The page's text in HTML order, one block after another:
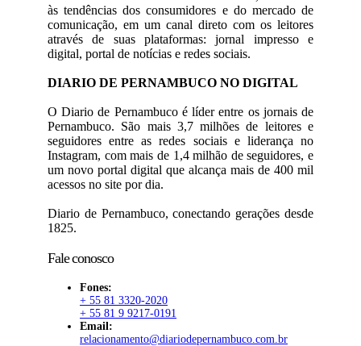
às tendências dos consumidores e do mercado de
comunicação, em um canal direto com os leitores
através de suas plataformas: jornal impresso e
digital, portal de notícias e redes sociais.
DIARIO DE PERNAMBUCO NO DIGITAL
O Diario de Pernambuco é líder entre os jornais de
Pernambuco. São mais 3,7 milhões de leitores e
seguidores entre as redes sociais e liderança no
Instagram, com mais de 1,4 milhão de seguidores, e
um novo portal digital que alcança mais de 400 mil
acessos no site por dia.
Diario de Pernambuco, conectando gerações desde
1825.
Fale conosco
Fones:
+ 55 81 3320-2020
+ 55 81 9 9217-0191
Email:
relacionamento@diariodepernambuco.com.br